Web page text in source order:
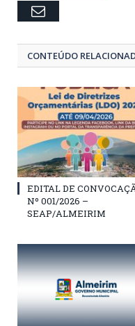
Email
CONTEÚDO
EDITAL DE
Nº 001/2026 –
SEAP/ALMEIRIM